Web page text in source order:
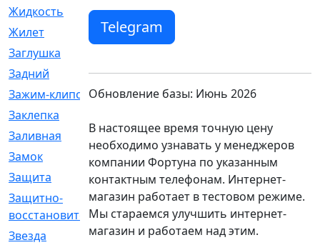
Жидкость
[80]
Жилет
[1]
Заглушка
Задний
[528]
Зажим-клипса
[1]
Заклепка
Заливная
[4]
Замок
[12]
Защита
[79]
Защитно-
восстановительный
[4]
Звезда
[1]
Telegram
Обновление базы: Июнь 2026
В настоящее время точную цену
необходимо узнавать у менеджеров
компании Фортуна по указанным
контактным телефонам. Интернет-
магазин работает в тестовом режиме.
Мы стараемся улучшить интернет-
магазин и работаем над этим.